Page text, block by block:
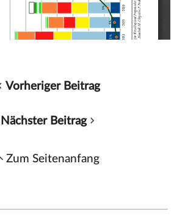
Vorheriger Beitrag
Nächster Beitrag
Zum Seitenanfang